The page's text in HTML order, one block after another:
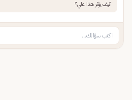
كيف يؤثر هذا علي؟